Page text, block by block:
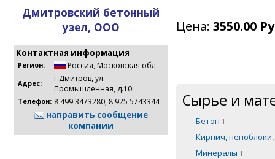
Дмитровский бетонный
узел, ООО
Контактная информация
Регион: Россия, Московская обл.
Адрес:
г.Дмитров, ул.
Промышленная, д.10.
Телефон: 8 499 3473280, 8 925 5743344
направить сообщение
компании
Цена: 3550.00
Сырье и
Бетон 1
Кирпич,
Минералы 1